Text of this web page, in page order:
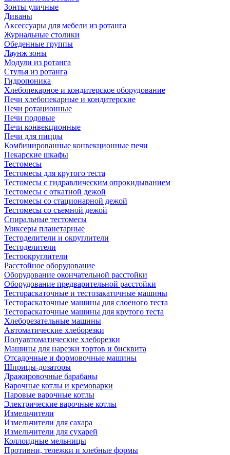
Зонты уличные
Диваны
Аксессуары для мебели из ротанга
Журнальные столики
Обеденные группы
Лаунж зоны
Модули из ротанга
Стулья из ротанга
Гидропоника
Хлебопекарное и кондитерское оборудование
Печи хлебопекарные и кондитерские
Печи ротационные
Печи подовые
Печи конвекционные
Печи для пиццы
Комбинированные конвекционные печи
Пекарские шкафы
Тестомесы
Тестомесы для крутого теста
Тестомесы с гидравлическим опрокидыванием
Тестомесы с откатной дежой
Тестомесы со стационарной дежой
Тестомесы со съемной дежой
Спиральные тестомесы
Миксеры планетарные
Тестоделители и округлители
Тестоделители
Тестоокруглители
Расстойное оборудование
Оборудование окончательной расстойки
Оборудование предварительной расстойки
Тестораскаточные и тестозакаточные машины
Тестораскаточные машины для слоеного теста
Тестораскаточные машины для крутого теста
Хлеборезательные машины
Автоматические хлеборезки
Полуавтоматические хлеборезки
Машины для нарезки тортов и бисквита
Отсадочные и формовочные машины
Шприцы-дозаторы
Дражировочные барабаны
Варочные котлы и кремоварки
Паровые варочные котлы
Электрические варочные котлы
Измельчители
Измельчители для сахара
Измельчители для сухарей
Коллоидные мельницы
Противни, тележки и хлебные формы